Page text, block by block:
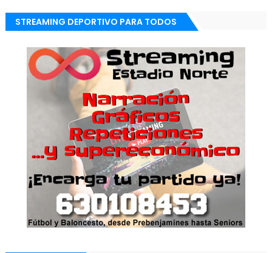
STREAMING DEPORTIVO PARA TODOS